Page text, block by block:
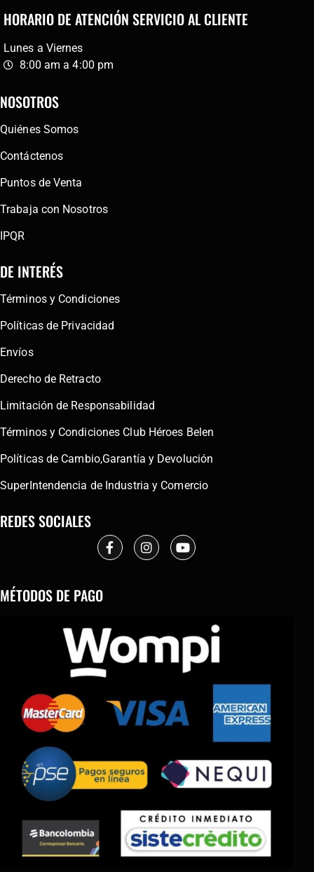
HORARIO DE ATENCIÓN SERVICIO AL CLIENTE
Lunes a Viernes
8:00 am a 4:00 pm
NOSOTROS
Quiénes Somos
Contáctenos
Puntos de Venta
Trabaja con Nosotros
IPQR
DE INTERÉS
Términos y Condiciones
Políticas de Privacidad
Envíos
Derecho de Retracto
Limitación de Responsabilidad
Términos y Condiciones Club Héroes Belen
Políticas de Cambio,Garantía y Devolución
SuperIntendencia de Industria y Comercio
REDES SOCIALES
MÉTODOS DE PAGO